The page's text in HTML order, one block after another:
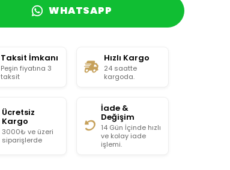
WHATSAPP
Taksit İmkanı
Peşin fiyatına 3
taksit
Hızlı Kargo
24 saatte
kargoda.
Ücretsiz
Kargo
3000₺ ve üzeri
siparişlerde
İade &
Değişim
14 Gün İçinde hızlı
ve kolay iade
işlemi.